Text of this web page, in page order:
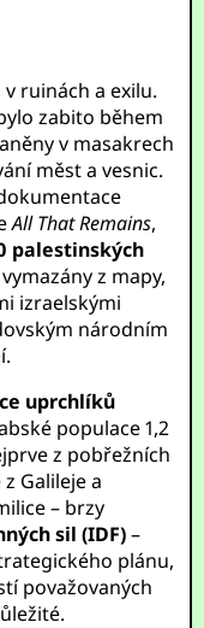
ruinách a exilu.
zabito během
v masakrech
měst a vesnic.
All That Remains,
palestinských
z mapy,
izraelskými
národním
uprchlíků
populace 1,2
z pobřežních
Galileje a
– brzy
sil (IDF)–
plánu,
považovaných